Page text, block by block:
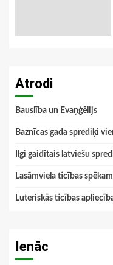
Atrodi
Bauslība un Evaņģēlijs
Baznīcas gada sprediķi
Ilgi gaidītais latviešu
Lasāmviela ticības spēkam
Luteriskās ticības
Ienāc